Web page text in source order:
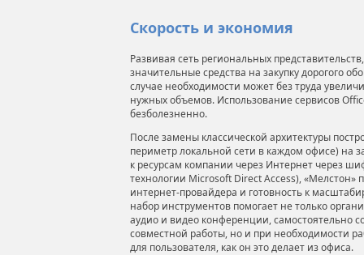
Скорость и экономия
Развивая сеть региональных
значительные средства на закупку дорогого
случае необходимости может без труда
нужных объемов. Использование сервисов
безболезненно.
После замены классической архитектуры
периметр локальной сети в каждом офисе) на
к ресурсам компании через Интернет через
технологии Microsoft Direct Access), «Мелстон»
интернет-провайдера и готовность к
набор инструментов помогает не только
аудио и видео конференции, самостоятельно
совместной работы, но и при необходимости
для пользователя, как он это делает из офиса.